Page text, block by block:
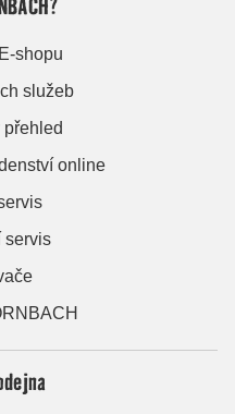
shopu
služeb
přehled
online
servis